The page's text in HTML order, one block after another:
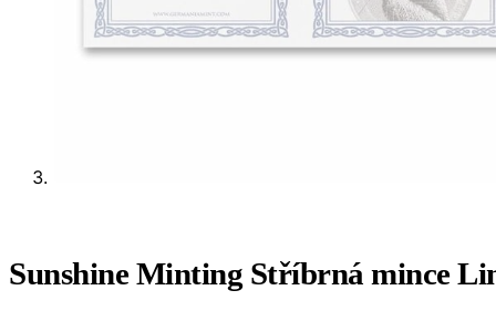
Sunshine Minting Stříbrná mince